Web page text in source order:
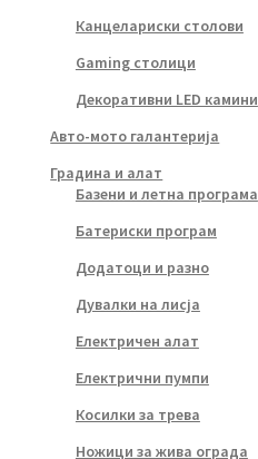
Канцелариски столови
Gaming столици
Декоративни LED камини
Авто-мото галантерија
Градина и алат
Базени и летна програма
Батериски програм
Додатоци и разно
Дувалки на лисја
Електричен алат
Електрични пумпи
Косилки за трева
Ножици за жива ограда